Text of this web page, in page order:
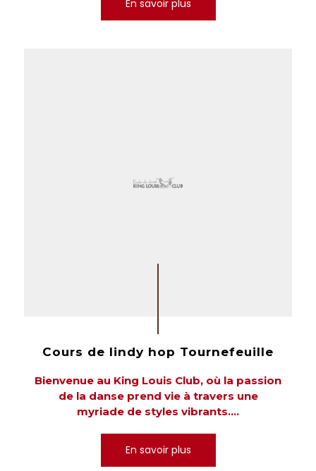
En savoir plus
Cours de lindy hop Tournefeuille
Bienvenue au King Louis Club, où la passion
de la danse prend vie à travers une
myriade de styles vibrants....
En savoir plus